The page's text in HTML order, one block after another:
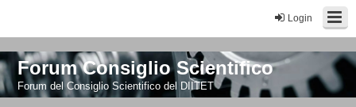
Login
Forum Consiglio Scientifico
Forum del Consiglio Scientifico del DIITET